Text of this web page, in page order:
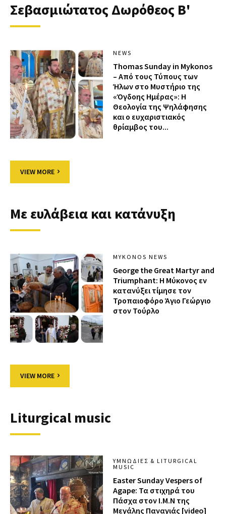
Σεβασμιώτατος Δωρόθεος Β'
NEWS
Thomas Sunday in Mykonos
– Από τους Τύπους των
Ήλων στο Μυστήριο της
«Όγδοης Ημέρας»: Η
Θεολογία της Ψηλάφησης
και ο ευχαριστιακός
θρίαμβος του...
VIEW MORE
Με ευλάβεια και κατάνυξη
MYKONOS NEWS
George the Great Martyr and
Triumphant: Η Μύκονος εν
κατανύξει τίμησε τον
Τροπαιοφόρο Άγιο Γεώργιο
στον Τούρλο
VIEW MORE
Liturgical music
ΥΜΝΩΔΊΕΣ & LITURGICAL
MUSIC
Easter Sunday Vespers of
Agape: Τα στιχηρά του
Πάσχα στον Ι.Μ.Ν της
Μεγάλης Παναγιάς [video]